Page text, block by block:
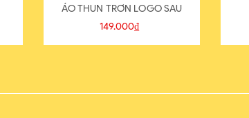
ÁO THUN TRƠN LOGO SAU
149.000₫